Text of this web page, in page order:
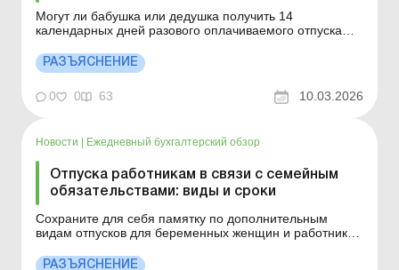
Могут ли бабушка или дедушка получить 14
календарных дней разового оплачиваемого отпуска
работникам в связи с учебой Замена отпуска денежной
компенсацией: когда и как это можно сделать Выезд
забронированных работников за границу: возможно
ли? В соотве...
РАЗЪЯСНЕНИЕ
0 0 63 10.03.2026
Новости | Ежедневный бухгалтерский обзор
Отпуска работникам в связи с семейным
обязательствами: виды и сроки
Сохраните для себя памятку по дополнительным
видам отпусков для беременных женщин и работников
отпуск, во время которого работнику сформирован
РАЗЪЯСНЕНИЕ